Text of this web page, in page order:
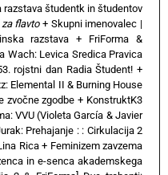
razstava študentk in študentov
flavto+ Skupni imenovalec |
razstava + FriForma &
Wach: Levica Sredica Pravica
rojstni dan Radia Študent! +
Elemental II & Burning House
zvočne zgodbe + KonstruktK3
VVU (Violeta García & Javier
Prehajanje : : Cirkulacija 2
Rica+ Feminizem zavzema
in e-senca akademskega